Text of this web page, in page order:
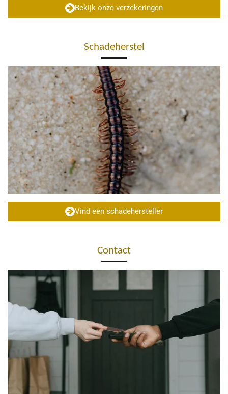
Bekijk onze verzekeringen
Schadeherstel
Vind een schadehersteller
Contact